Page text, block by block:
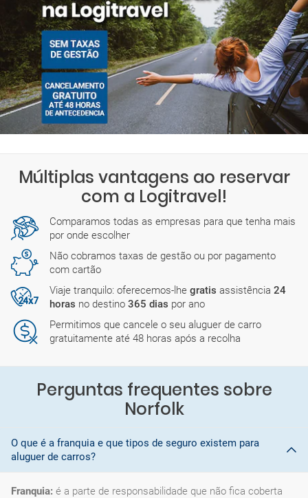
Múltiplas vantagens ao reservar
com a Logitravel!
Comparamos todas as empresas para que tenha mais
por onde escolher
Não cobramos taxas de gestão ou por pagamento
com cartão
Viaje tranquilo: oferecemos-lhe gratis assistência 24
horas no destino 365 dias por ano
Permitimos que cancele o seu aluguer de carro
gratuitamente até 48 horas após a recolha
Perguntas frequentes sobre
Norfolk
O que é a franquia e que tipos de seguro existem para
aluguer de carros?
Franquia: é a parte de responsabilidade que não fica coberta